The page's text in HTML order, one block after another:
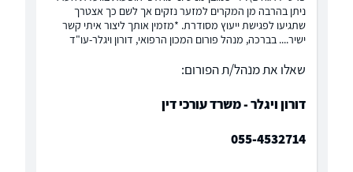
ניתן בהרבה מן המקרים למזער נזקים אך לשם כך אצטרך
שתגיעו לפגישת ייעוץ מסודרת. *מזמין אותך ליצור איתי קשר
ישיר.... בברכה, מנהל פורום המכון הרפואי, דורון ויגלר-עו"ד
שאלו את מנהל/ת הפורום:
דורון ויגלר - משרד עורכי דין
055-4532714